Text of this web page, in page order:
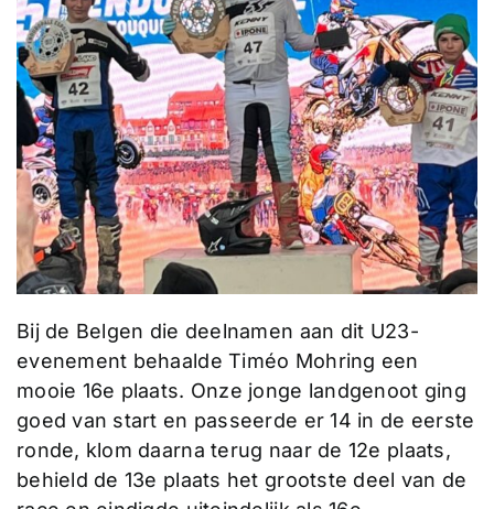
Bij de Belgen die deelnamen aan dit U23-
evenement behaalde Timéo Mohring een
mooie 16e plaats. Onze jonge landgenoot ging
goed van start en passeerde er 14 in de eerste
ronde, klom daarna terug naar de 12e plaats,
behield de 13e plaats het grootste deel van de